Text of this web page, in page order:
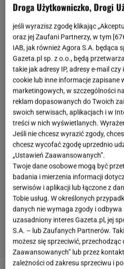
Droga Użytkowniczko, Drogi
jeśli wyrazisz zgodę klikając
oraz jej Zaufani Partnerzy, w tym [
IAB, jak również Agora S.A. będąca
Gazeta.pl sp. z o.o., będą
takie jak adresy IP, adresy e-mail
cookie lub inne informacje zapisane
marketingowych, w szczególności
reklam dopasowanych do Twoich
swoich serwisach, aplikacjach i w
treści w nich wyświetlanych.
Jeśli nie chcesz wyrazić zgody,
chcesz wycofać zgodę uprzednio
„Ustawień Zaawansowanych”.
Twoje dane osobowe mogą być
badania i mierzenia informacji
serwisów i aplikacji lub łączone z
Tobie usług. W określonych
danych nie wymaga zgody i odbywa
uzasadniony interes Gazeta.pl, jej
S.A. – lub Zaufanych Partnerów.
możesz się sprzeciwić, przechodząc
Zaawansowanych” lub przez
zależności od zakresu sprzeciwu i